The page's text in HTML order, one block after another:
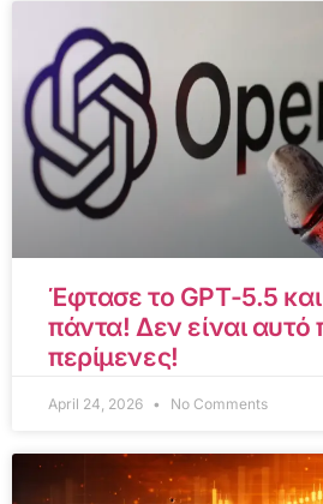
Έφτασε το GPT-5.5
πάντα! Δεν είναι αυτό
περίμενες!
April 24, 2026 No Comments